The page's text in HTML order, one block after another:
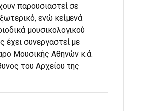
παρουσιαστεί σε
ενώ κείμενά
μουσικολογικού
έχει συνεργαστεί με
Μουσικής Αθηνών κ.ά.
του Αρχείου της